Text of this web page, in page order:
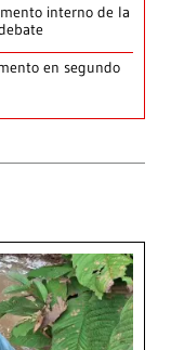
interno de la
en segundo